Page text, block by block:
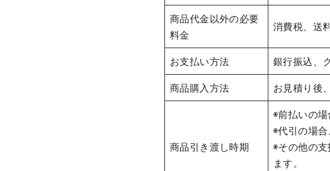
商品代金以外の必要
料金
消費税、送
お支払い方法
銀行振込、
商品購入方法
お見積り後
商品引き渡し時期
◉前払いの
◉代引の場
◉その他の
ます。